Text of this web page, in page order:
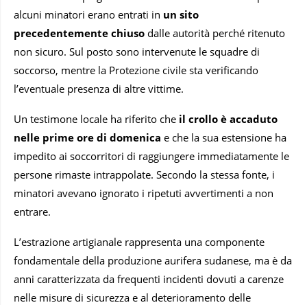
alcuni minatori erano entrati in un sito
precedentemente chiuso dalle autorità perché ritenuto
non sicuro. Sul posto sono intervenute le squadre di
soccorso, mentre la Protezione civile sta verificando
l’eventuale presenza di altre vittime.
Un testimone locale ha riferito che il crollo è accaduto
nelle prime ore di domenica e che la sua estensione ha
impedito ai soccorritori di raggiungere immediatamente le
persone rimaste intrappolate. Secondo la stessa fonte, i
minatori avevano ignorato i ripetuti avvertimenti a non
entrare.
L’estrazione artigianale rappresenta una componente
fondamentale della produzione aurifera sudanese, ma è da
anni caratterizzata da frequenti incidenti dovuti a carenze
nelle misure di sicurezza e al deterioramento delle